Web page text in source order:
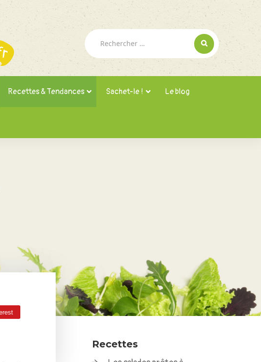
Rechercher :
Recettes & Tendances Sachet-le ! Le blog
Recettes